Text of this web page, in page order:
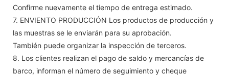
Confirme nuevamente el tiempo de entrega estimado.
7. ENVIENTO PRODUCCIÓN Los productos de producción y
las muestras se le enviarán para su aprobación.
También puede organizar la inspección de terceros.
8. Los clientes realizan el pago de saldo y mercancías de
barco, informan el número de seguimiento y cheque